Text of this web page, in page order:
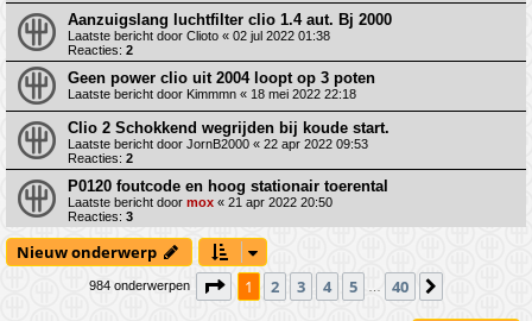
Aanzuigslang luchtfilter clio 1.4 aut. Bj 2000
Laatste bericht door Clioto « 02 jul 2022 01:38
Reacties: 2
Geen power clio uit 2004 loopt op 3 poten
Laatste bericht door Kimmmn « 18 mei 2022 22:18
Clio 2 Schokkend wegrijden bij koude start.
Laatste bericht door JornB2000 « 22 apr 2022 09:53
Reacties: 2
P0120 foutcode en hoog stationair toerental
Laatste bericht door mox « 21 apr 2022 20:50
Reacties: 3
Nieuw onderwerp
984 onderwerpen Pagina van40
1 2 3 4 5 40